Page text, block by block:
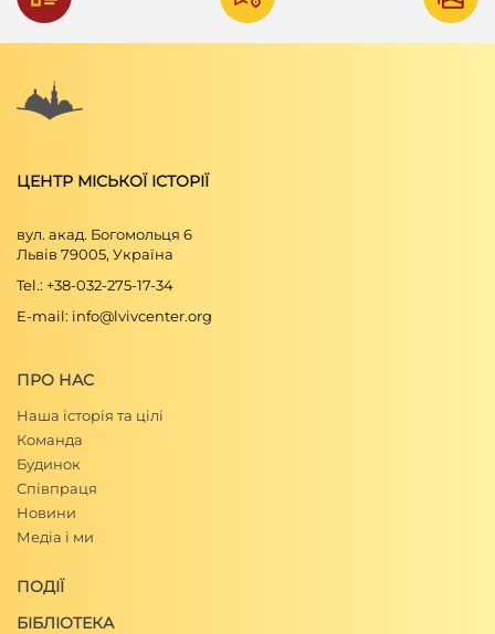
ЦЕНТР МІСЬКОЇ ІСТОРІЇ
вул. акад. Богомольця 6
Львів 79005, Україна
Tel.: +38-032-275-17-34
E-mail: info@lvivcenter.org
ПРО НАС
Наша історія та цілі
Команда
Будинок
Співпраця
Новини
Медіа і ми
ПОДІЇ
БІБЛІОТЕКА